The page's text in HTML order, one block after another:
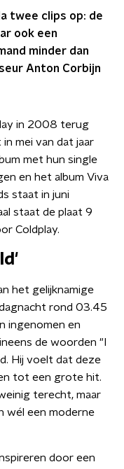
twee clips op: de
ook een
minder dan
Anton Corbijn
in 2008 terug
mei van dat jaar
met hun single
en het album Viva
staat in juni
staat de plaat 9
Coldplay.
het gelijknamige
rond 03.45
ingenomen en
de woorden "I
Hij voelt dat deze
tot een grote hit.
terecht, maar
wél een moderne
door een